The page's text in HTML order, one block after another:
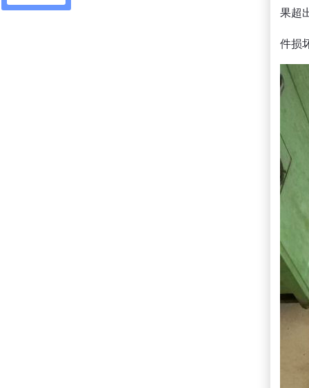
果超
件损